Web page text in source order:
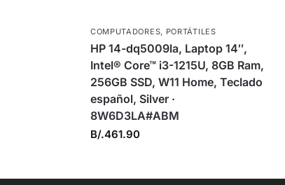
COMPUTADORES PORTÁTILES
HP 14-dq5009la, Laptop 14″,
Intel® Core™ i3-1215U, 8GB Ram,
256GB SSD, W11 Home, Teclado
español, Silver ·
8W6D3LA#ABM
B/.461.90